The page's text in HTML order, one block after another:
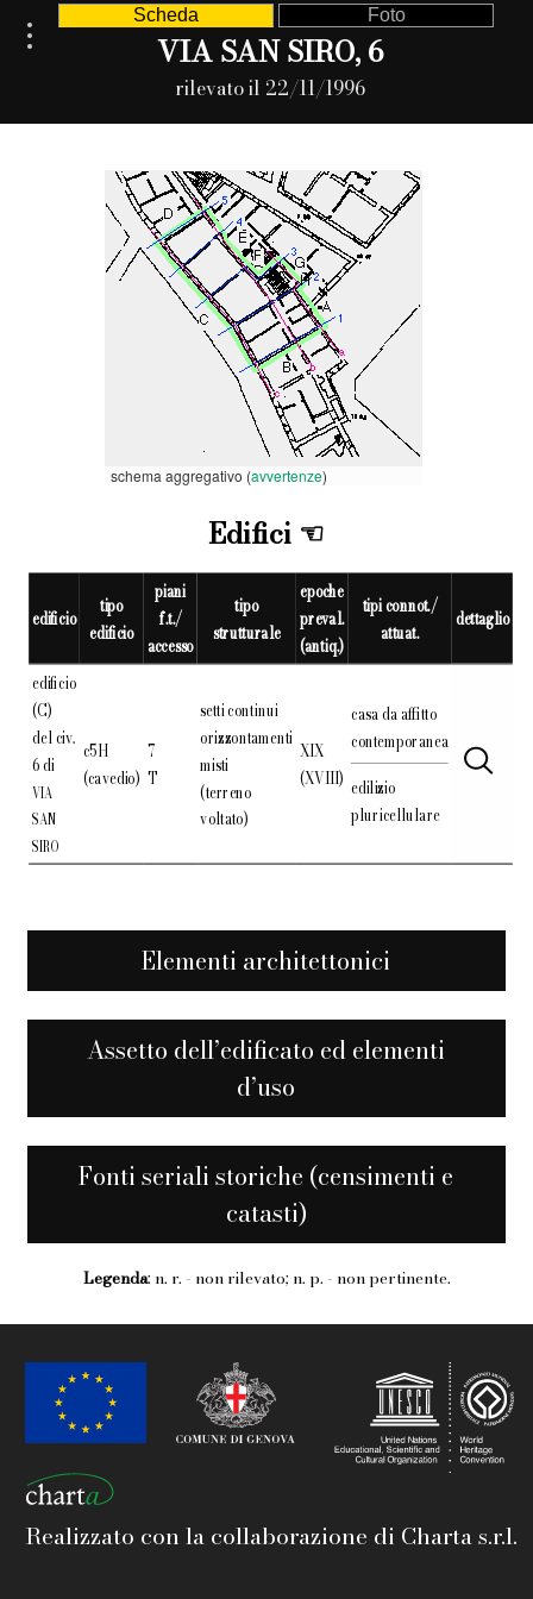
Scheda Foto
VIA SAN SIRO, 6
rilevato il 22/11/1996
schema aggregativo (avvertenze)
Edifici
edificio tipo
edificio
piani
f.t./
accesso
tipo
strutturale
epoche
preval.
(antiq.)
tipi connot./
attuat.
dettaglio
edificio
(C)
del civ.
6 di
VIA
SAN
SIRO
c5H
(cavedio)
7
T
setti continui
orizzontamenti
misti
(terreno
voltato)
XIX
(XVIII)
casa da affitto
contemporanea
edilizio
pluricellulare
Elementi architettonici
Assetto dell’edificato ed elementi
d’uso
Fonti seriali storiche (censimenti e
catasti)
Legenda: n. r. - non rilevato; n. p. - non pertinente.
Realizzato con la collaborazione di Charta s.r.l.